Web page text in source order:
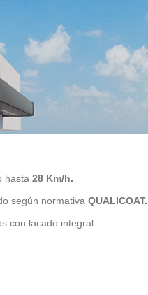
hasta 28 Km/h.
según normativa QUALICOAT.
con lacado integral.